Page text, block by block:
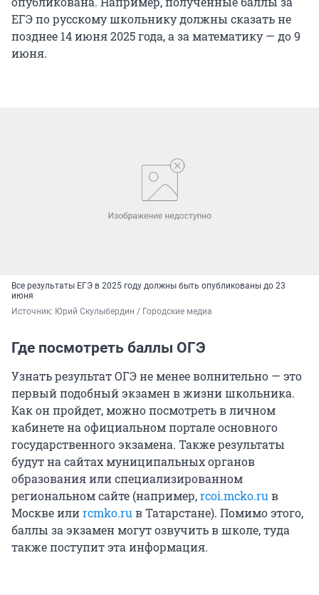
ЕГЭ по русскому школьнику должны сказать не
позднее 14 июня 2025 года, а за математику — до 9
июня.
Все результаты ЕГЭ в 2025 году должны быть опубликованы до 23
июня
Источник: Юрий Скулыбердин / Городские медиа
Где посмотреть баллы ОГЭ
Узнать результат ОГЭ не менее волнительно — это
первый подобный экзамен в жизни школьника.
Как он пройдет, можно посмотреть в личном
кабинете на официальном портале основного
государственного экзамена. Также результаты
будут на сайтах муниципальных органов
образования или специализированном
региональном сайте (например,rcoi.mcko.ruв
Москве илиrcmko.ruв Татарстане). Помимо этого,
баллы за экзамен могут озвучить в школе, туда
также поступит эта информация.